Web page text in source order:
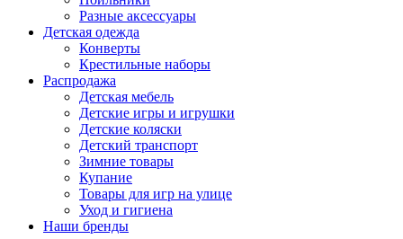
Разные аксессуары
Детская одежда
Конверты
Крестильные наборы
Распродажа
Детская мебель
Детские игры и игрушки
Детские коляски
Детский транспорт
Зимние товары
Купание
Товары для игр на улице
Уход и гигиена
Наши бренды